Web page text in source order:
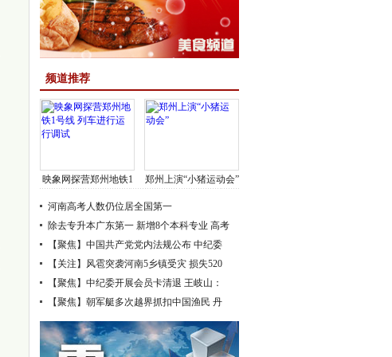
频道推荐
映象网探营郑州地铁1
郑州上演“小猪运动会”
河南高考人数仍位居全国第一
除去专升本广东第一 新增8个本科专业 高考
房价格普涨4成
【聚焦】中国共产党党内法规公布 中纪委
开展会员卡清退
【关注】风雹突袭河南5乡镇受灾 损失520
万 开封影响不大
【聚焦】中纪委开展会员卡清退 王岐山：
小卡折射大问题
【聚焦】朝军艇多次越界抓扣中国渔民 丹
东公司帮收赎金